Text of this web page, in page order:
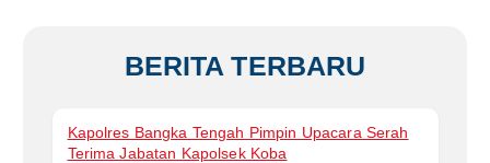
BERITA TERBARU
Kapolres Bangka Tengah Pimpin Upacara Serah
Terima Jabatan Kapolsek Koba